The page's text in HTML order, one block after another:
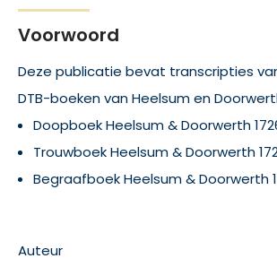
Voorwoord
Deze publicatie bevat transcripties
DTB-boeken van Heelsum en
Doopboek Heelsum & Doorwerth
Trouwboek Heelsum & Doorwerth
Begraafboek Heelsum & Doorwerth
Auteur